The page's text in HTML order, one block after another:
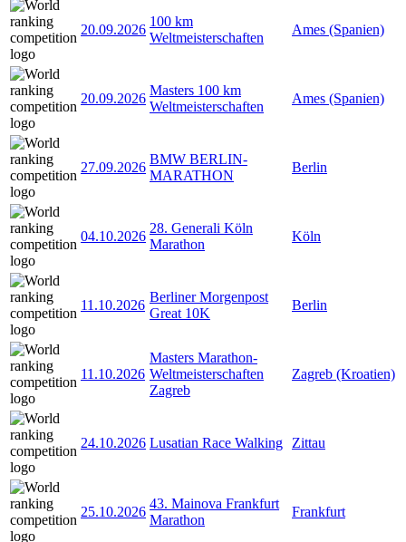
20.09.2026
100 km
Weltmeisterschaften
Ames (Spanien)
20.09.2026
Masters 100 km
Weltmeisterschaften
Ames (Spanien)
27.09.2026
BMW BERLIN-
MARATHON
Berlin
04.10.2026
28. Generali Köln
Marathon
Köln
11.10.2026
Berliner Morgenpost
Great 10K
Berlin
11.10.2026
Masters Marathon-
Weltmeisterschaften
Zagreb
Zagreb (Kroatien)
24.10.2026 Lusatian Race Walking Zittau
25.10.2026
43. Mainova Frankfurt
Marathon
Frankfurt